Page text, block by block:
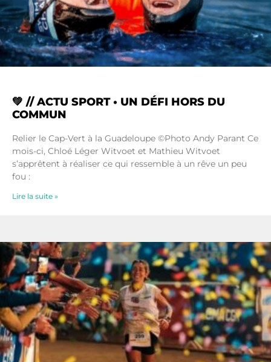
💚 // ACTU SPORT • UN DÉFI HORS DU
COMMUN
Relier le Cap-Vert à la Guadeloupe ©Photo Andy Parant Ce
mois-ci, Chloé Léger Witvoet et Mathieu Witvoet
s’apprêtent à réaliser ce qui ressemble à un rêve un peu
fou :
Lire la suite »